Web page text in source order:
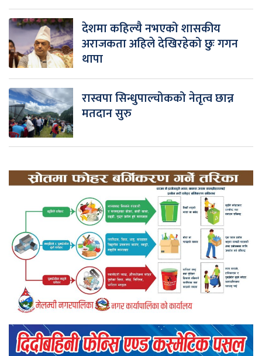
देशमा कहिल्यै नभएको शासकीय
अराजकता अहिले देखिरहेको छुः गगन
थापा
रास्वपा सिन्धुपाल्चोकको नेतृत्व छान्न
मतदान सुरु